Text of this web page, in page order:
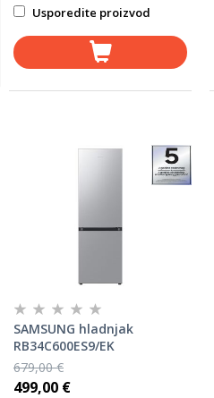
Usporedite proizvod
SAMSUNG hladnjak
RB34C600ES9/EK
679,00 €
499,00 €